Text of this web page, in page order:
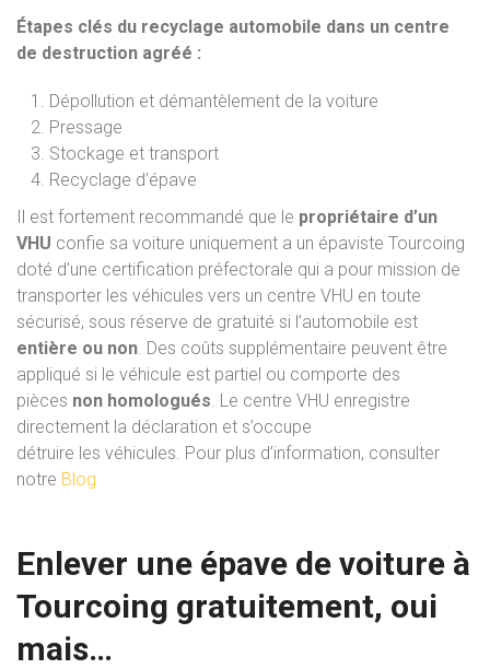
Étapes clés du recyclage automobile dans un centre
de destruction agréé :
Dépollution et démantèlement de la voiture
Pressage
Stockage et transport
Recyclage d’épave
Il est fortement recommandé que le propriétaire d’un
VHU confie sa voiture uniquement a un épaviste Tourcoing
doté d’une certification préfectorale qui a pour mission de
transporter les véhicules vers un centre VHU en toute
sécurisé, sous réserve de gratuité si l’automobile est
entière ou non Des coûts supplémentaire peuvent être
appliqué si le véhicule est partiel ou comporte des
pièces non homologués Le centre VHU enregistre
directement la déclaration et s’occupe
détruire les véhicules. Pour plus d’information, consulter
notre Blog
Enlever une épave de voiture à
Tourcoing gratuitement, oui
mais…